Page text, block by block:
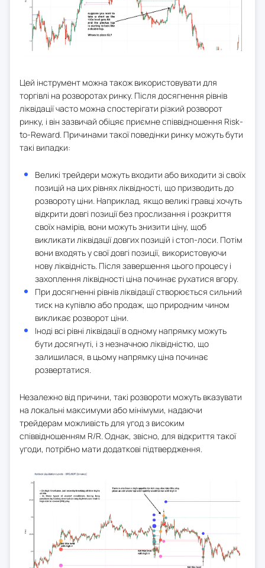
Цей інструмент можна також використовувати для
торгівлі на розворотах ринку. Після досягнення рівнів
ліквідації часто можна спостерігати різкий розворот
ринку, і він зазвичай обіцяє приємне співвідношення Risk-
to-Reward. Причинами такої поведінки ринку можуть бути
такі випадки:
Великі трейдери можуть входити або виходити зі своїх
позицій на цих рівнях ліквідності, що призводить до
розвороту ціни. Наприклад, якщо великі гравці хочуть
відкрити довгі позиції без прослизання і розкриття
своїх намірів, вони можуть знизити ціну, щоб
викликати ліквідації довгих позицій і стоп-лоси. Потім
вони входять у свої довгі позиції, використовуючи
нову ліквідність. Після завершення цього процесу і
захоплення ліквідності ціна починає рухатися вгору.
При досягненні рівнів ліквідації створюється сильний
тиск на купівлю або продаж, що природним чином
викликає розворот ціни.
Іноді всі рівні ліквідації в одному напрямку можуть
бути досягнуті, і з незначною ліквідністю, що
залишилася, в цьому напрямку ціна починає
розвертатися.
Незалежно від причини, такі розвороти можуть вказувати
на локальні максимуми або мінімуми, надаючи
трейдерам можливість для угод з високим
співвідношенням R/R. Однак, звісно, для відкриття такої
угоди, потрібно мати додаткові підтвердження.